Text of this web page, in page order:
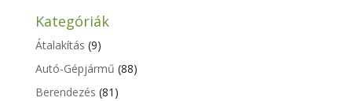
Kategóriák
Átalakítás (9)
Autó-Gépjármű (88)
Berendezés (81)